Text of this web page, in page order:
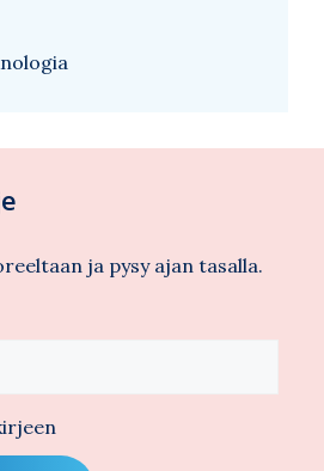
ja pysy ajan tasalla.